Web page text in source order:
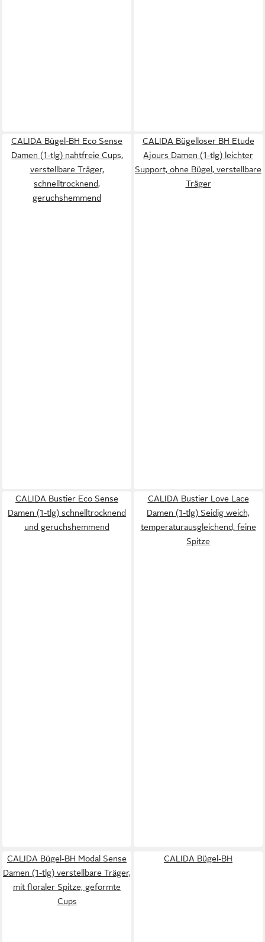
CALIDA Bügel-BH Eco Sense
Damen (1-tlg) nahtfreie Cups,
verstellbare Träger,
schnelltrocknend,
geruchshemmend
CALIDA Bügelloser BH Etude
Ajours Damen (1-tlg) leichter
Support, ohne Bügel, verstellbare
Träger
CALIDA Bustier Eco Sense
Damen (1-tlg) schnelltrocknend
und geruchshemmend
CALIDA Bustier Love Lace
Damen (1-tlg) Seidig weich,
temperaturausgleichend, feine
Spitze
CALIDA Bügel-BH Modal Sense
Damen (1-tlg) verstellbare Träger,
mit floraler Spitze, geformte
Cups
CALIDA Bügel-BH